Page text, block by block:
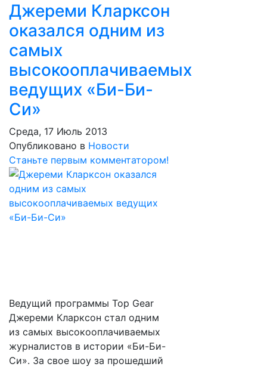
Джереми Кларксон
оказался одним из
самых
высокооплачиваемых
ведущих «Би-Би-
Си»
Среда, 17 Июль 2013
Опубликовано в Новости
Станьте первым комментатором!
Ведущий программы Top Gear
Джереми Кларксон стал одним
из самых высокооплачиваемых
журналистов в истории «Би-Би-
Си». За свое шоу за прошедший